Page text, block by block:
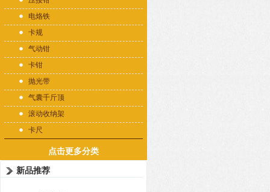
电烙铁
卡规
气动钳
卡钳
抛光带
气囊千斤顶
滚动收纳架
卡尺
点击更多分类
新品推荐